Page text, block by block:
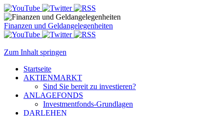
Finanzen und Geldangelegenheiten
Zum Inhalt springen
Startseite
AKTIENMARKT
Sind Sie bereit zu investieren?
ANLAGEFONDS
Investmentfonds-Grundlagen
DARLEHEN